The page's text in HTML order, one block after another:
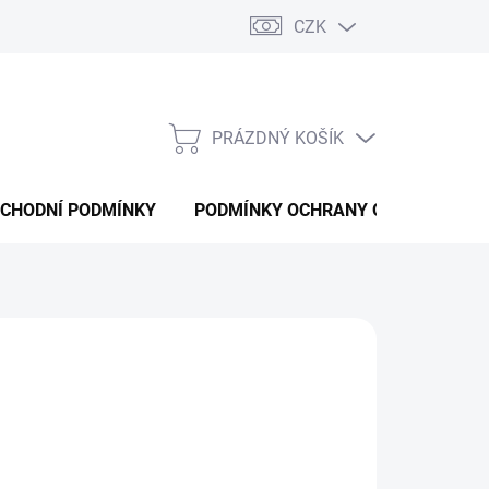
CZK
NÁKUPNÍ
PRÁZDNÝ KOŠÍK
PODMÍNKY PODMÍNKY OCHRANY OSOBNÍCH